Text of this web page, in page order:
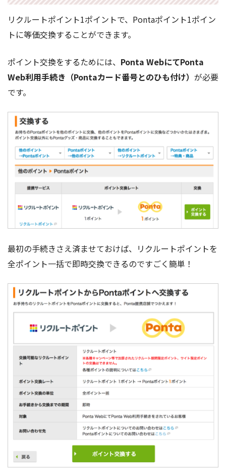
リクルートポイント1ポイントで、Pontaポイント1ポイン
トに等価交換することができます。
ポイント交換をするためには、 Ponta WebにてPonta
Web利用手続き（Pontaカード番号とのひも付け） が必要
です。
最初の手続きさえ済ませておけば、リクルートポイントを
全ポイント一括で即時交換できるのですごく簡単！